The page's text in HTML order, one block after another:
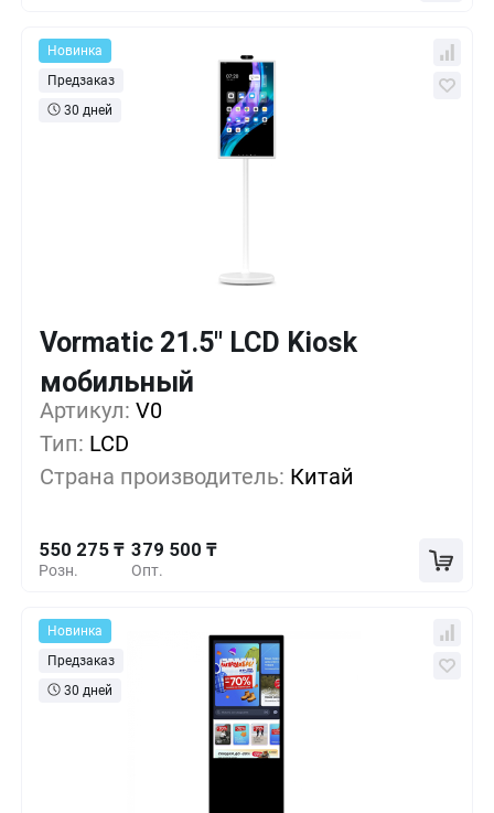
Новинка
Предзаказ
30 дней
Vormatic 21.5" LCD Kiosk
мобильный
Артикул: V0
Тип: LCD
Страна производитель: Китай
Розн.
550 275 ₸
Опт.
379 500 ₸
1+
5+
10+ -20%
Новинка
Предзаказ
30 дней